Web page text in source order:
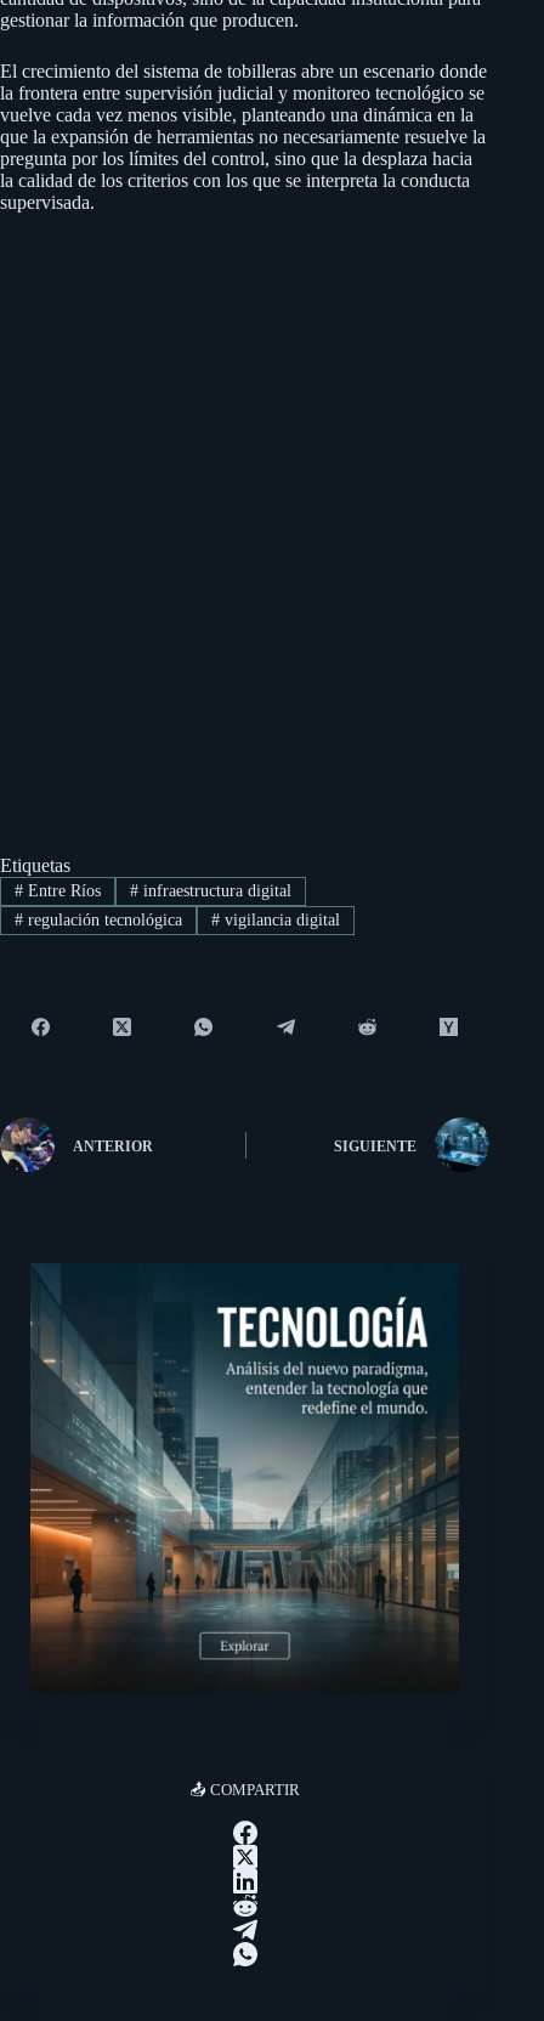
gestionar la información que producen.
El crecimiento del sistema de tobilleras abre un escenario donde
la frontera entre supervisión judicial y monitoreo tecnológico se
vuelve cada vez menos visible, planteando una dinámica en la
que la expansión de herramientas no necesariamente resuelve la
pregunta por los límites del control, sino que la desplaza hacia
la calidad de los criterios con los que se interpreta la conducta
supervisada.
Etiquetas
#Entre Ríos #infraestructura digital
#regulación tecnológica #vigilancia digital
ANTERIOR SIGUIENTE
📤 COMPARTIR